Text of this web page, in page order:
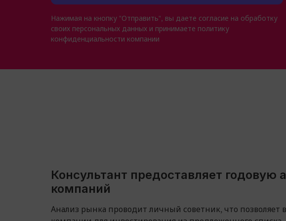
Нажимая на кнопку "Отправить", вы даете согласие на обработку
своих персональных данных и принимаете политику
конфиденциальности компании
Консультант предоставляет годовую
компаний
Анализ рынка проводит личный советник, что позволяет
компании для инвестирования из предложенного списка